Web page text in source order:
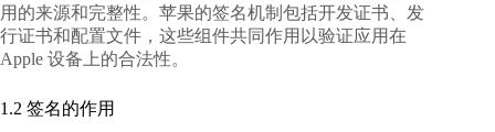
用的来源和完整性。苹果的签名机制包括开发证书、发
行证书和配置文件，这些组件共同作用以验证应用在
Apple 设备上的合法性。
1.2 签名的作用